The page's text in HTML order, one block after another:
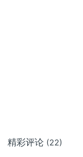
精彩评论 (22)